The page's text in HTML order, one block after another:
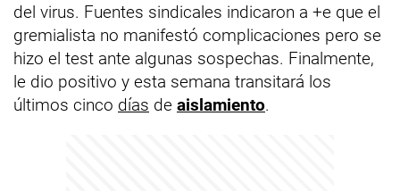
del virus. Fuentes sindicales indicaron a +e que el
gremialista no manifestó complicaciones pero se
hizo el test ante algunas sospechas. Finalmente,
le dio positivo y esta semana transitará los
últimos cinco días de aislamiento.